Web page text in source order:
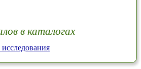
в каталогах